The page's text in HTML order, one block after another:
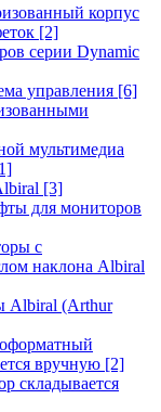
корпус
[2]
серии Dynamic
управления [6]
мультимедиа
[3]
для мониторов
с
наклона Albiral
Albiral (Arthur
вручную [2]
складывается